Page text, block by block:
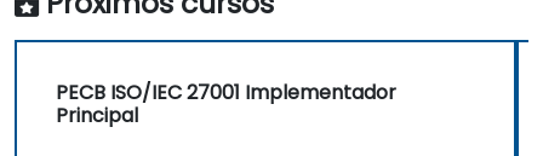
PECB ISO/IEC 27001 Implementador
Principal